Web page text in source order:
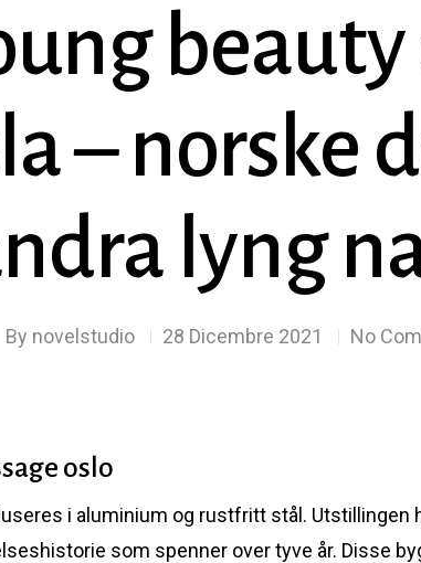
– norske
lyng
By novelstudio 28 Dicembre 2021 No
oslo
i aluminium og rustfritt stål. Utstillingen
som spenner over tyve år. Disse